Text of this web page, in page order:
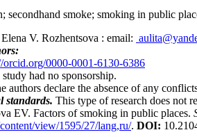
secondhand smoke; smoking in public
V. Rozhentsova : email:
orcid.org/0000-0001-6130-6386
had no sponsorship.
authors declare the absence of any
standards. This type of research does not
EV. Factors of smoking in public places.
view/1595/27/lang,ru/. DOI: